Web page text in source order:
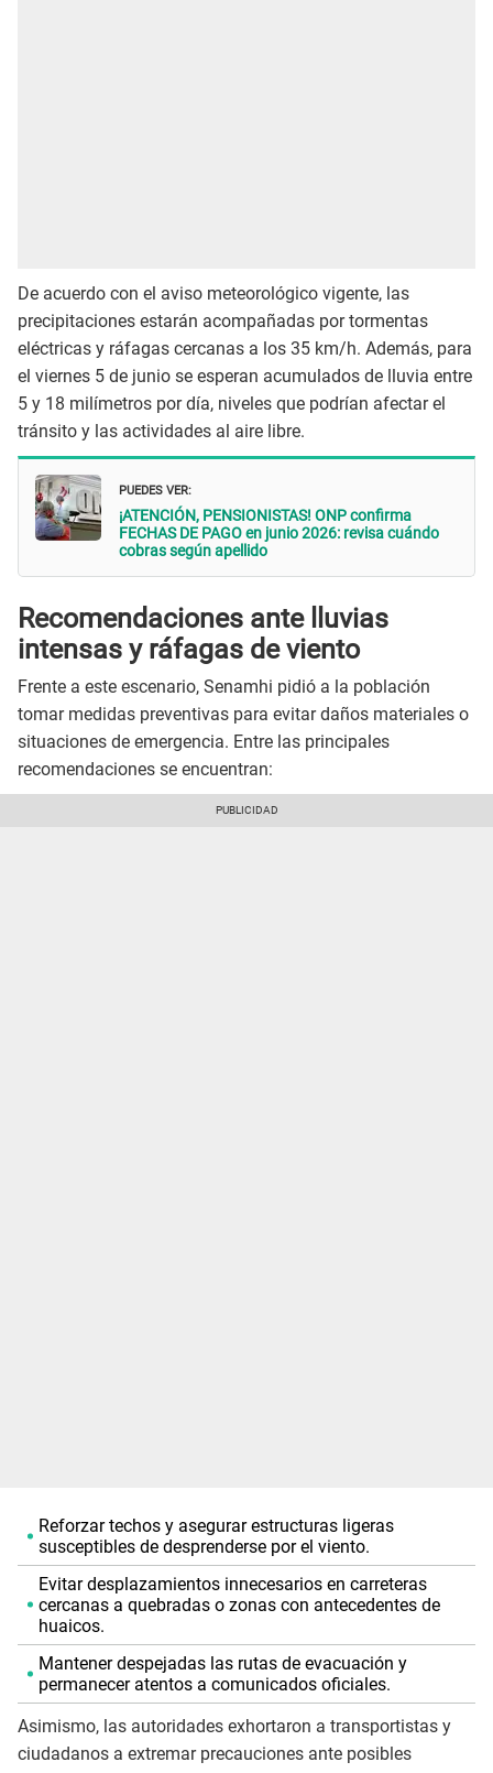
De acuerdo con el aviso meteorológico vigente, las
precipitaciones estarán acompañadas por tormentas
eléctricas y ráfagas cercanas a los 35 km/h. Además, para
el viernes 5 de junio se esperan acumulados de lluvia entre
5 y 18 milímetros por día, niveles que podrían afectar el
tránsito y las actividades al aire libre.
PUEDES VER:
¡ATENCIÓN, PENSIONISTAS! ONP confirma
FECHAS DE PAGO en junio 2026: revisa cuándo
cobras según apellido
Recomendaciones ante lluvias
intensas y ráfagas de viento
Frente a este escenario, Senamhi pidió a la población
tomar medidas preventivas para evitar daños materiales o
situaciones de emergencia. Entre las principales
recomendaciones se encuentran:
Reforzar techos y asegurar estructuras ligeras
susceptibles de desprenderse por el viento.
Evitar desplazamientos innecesarios en carreteras
cercanas a quebradas o zonas con antecedentes de
huaicos.
Mantener despejadas las rutas de evacuación y
permanecer atentos a comunicados oficiales.
Asimismo, las autoridades exhortaron a transportistas y
ciudadanos a extremar precauciones ante posibles